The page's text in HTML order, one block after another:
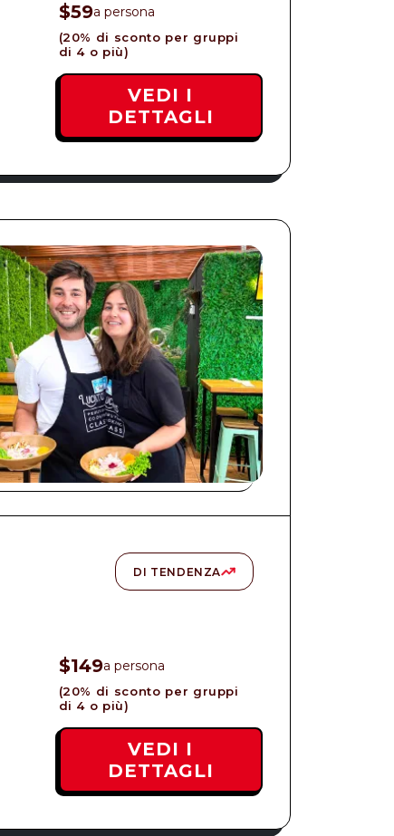
$59a persona
(20% di sconto per gruppi
di 4 o più)
VEDI I
DETTAGLI
DI TENDENZA
$149a persona
(20% di sconto per gruppi
di 4 o più)
VEDI I
DETTAGLI